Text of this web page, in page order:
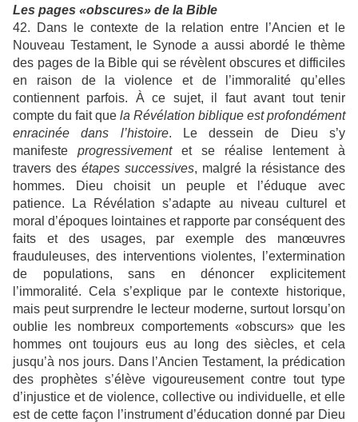
Les pages «obscures» de la Bible
42. Dans le contexte de la relation entre l’Ancien et le
Nouveau Testament, le Synode a aussi abordé le thème
des pages de la Bible qui se révèlent obscures et difficiles
en raison de la violence et de l’immoralité qu’elles
contiennent parfois. À ce sujet, il faut avant tout tenir
compte du fait que la Révélation biblique est profondément
enracinée dans l’histoire. Le dessein de Dieu s’y
manifeste progressivementet se réalise lentement à
travers des étapes successives, malgré la résistance des
hommes. Dieu choisit un peuple et l’éduque avec
patience. La Révélation s’adapte au niveau culturel et
moral d’époques lointaines et rapporte par conséquent des
faits et des usages, par exemple des manœuvres
frauduleuses, des interventions violentes, l’extermination
de populations, sans en dénoncer explicitement
l’immoralité. Cela s’explique par le contexte historique,
mais peut surprendre le lecteur moderne, surtout lorsqu’on
oublie les nombreux comportements «obscurs» que les
hommes ont toujours eus au long des siècles, et cela
jusqu’à nos jours. Dans l’Ancien Testament, la prédication
des prophètes s’élève vigoureusement contre tout type
d’injustice et de violence, collective ou individuelle, et elle
est de cette façon l’instrument d’éducation donné par Dieu